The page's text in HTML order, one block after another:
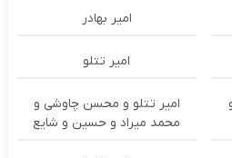
امیر بهادر
امیر تتلو
امیر تتلو و محسن چاوشی و
محمد میراد و حسین و شایع